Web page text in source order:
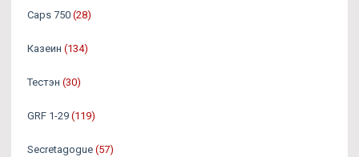
Caps 750 (28)
Казеин (134)
Тестэн (30)
GRF 1-29 (119)
Secretagogue (57)